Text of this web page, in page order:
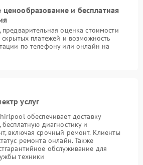
ценообразование и бесплатная
оценка стоимости
скрытых платежей и возможность
по телефону или онлайн на
услуг
обеспечивает доставку
диагностику и
включая срочный ремонт. Клиенты
ремонта онлайн. Также
обслуживание для
техники